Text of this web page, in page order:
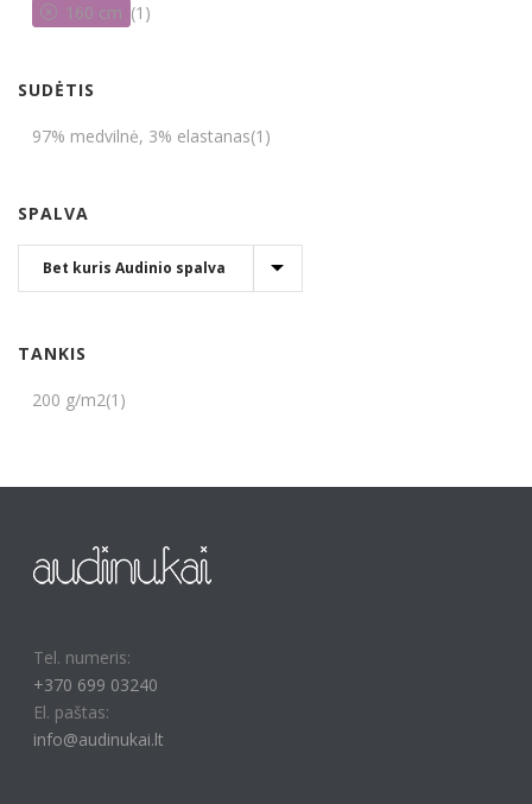
160 cm (1)
SUDĖTIS
97% medvilnė, 3% elastanas(1)
SPALVA
TANKIS
200 g/m2(1)
Tel. numeris:
+370 699 03240
El. paštas:
info@audinukai.lt